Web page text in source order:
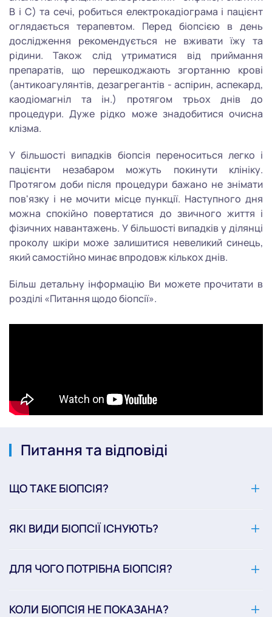
В і С) та сечі, робиться електрокадіограма і пацієнт
оглядається терапевтом. Перед біопсією в день
дослідження рекомендується не вживати їжу та
рідини. Також слід утриматися від приймання
препаратів, що перешкоджають згортанню крові
(антикоагулянтів, дезагрегантів - аспірин, аспекард,
каодіомагніл та ін.) протягом трьох днів до
процедури. Дуже рідко може знадобитися очисна
клізма.
У більшості випадків біопсія переноситься легко і
пацієнти незабаром можуть покинути клініку.
Протягом доби після процедури бажано не знімати
пов'язку і не мочити місце пункції. Наступного дня
можна спокійно повертатися до звичного життя і
фізичних навантажень. У більшості випадків у ділянці
проколу шкіри може залишитися невеликий синець,
який самостійно минає впродовж кількох днів.
Більш детальну інформацію Ви можете прочитати в
розділі «Питання щодо біопсії».
Питання та відповіді
ЩО ТАКЕ БІОПСІЯ?
ЯКІ ВИДИ БІОПСІЇ ІСНУЮТЬ?
ДЛЯ ЧОГО ПОТРІБНА БІОПСІЯ?
КОЛИ БІОПСІЯ НЕ ПОКАЗАНА?